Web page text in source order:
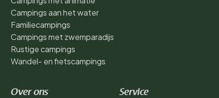
Campings aan het water
Familiecampings
Campings met zwemparadijs
Rustige campings
Wandel- en fietscampings
Over ons Service